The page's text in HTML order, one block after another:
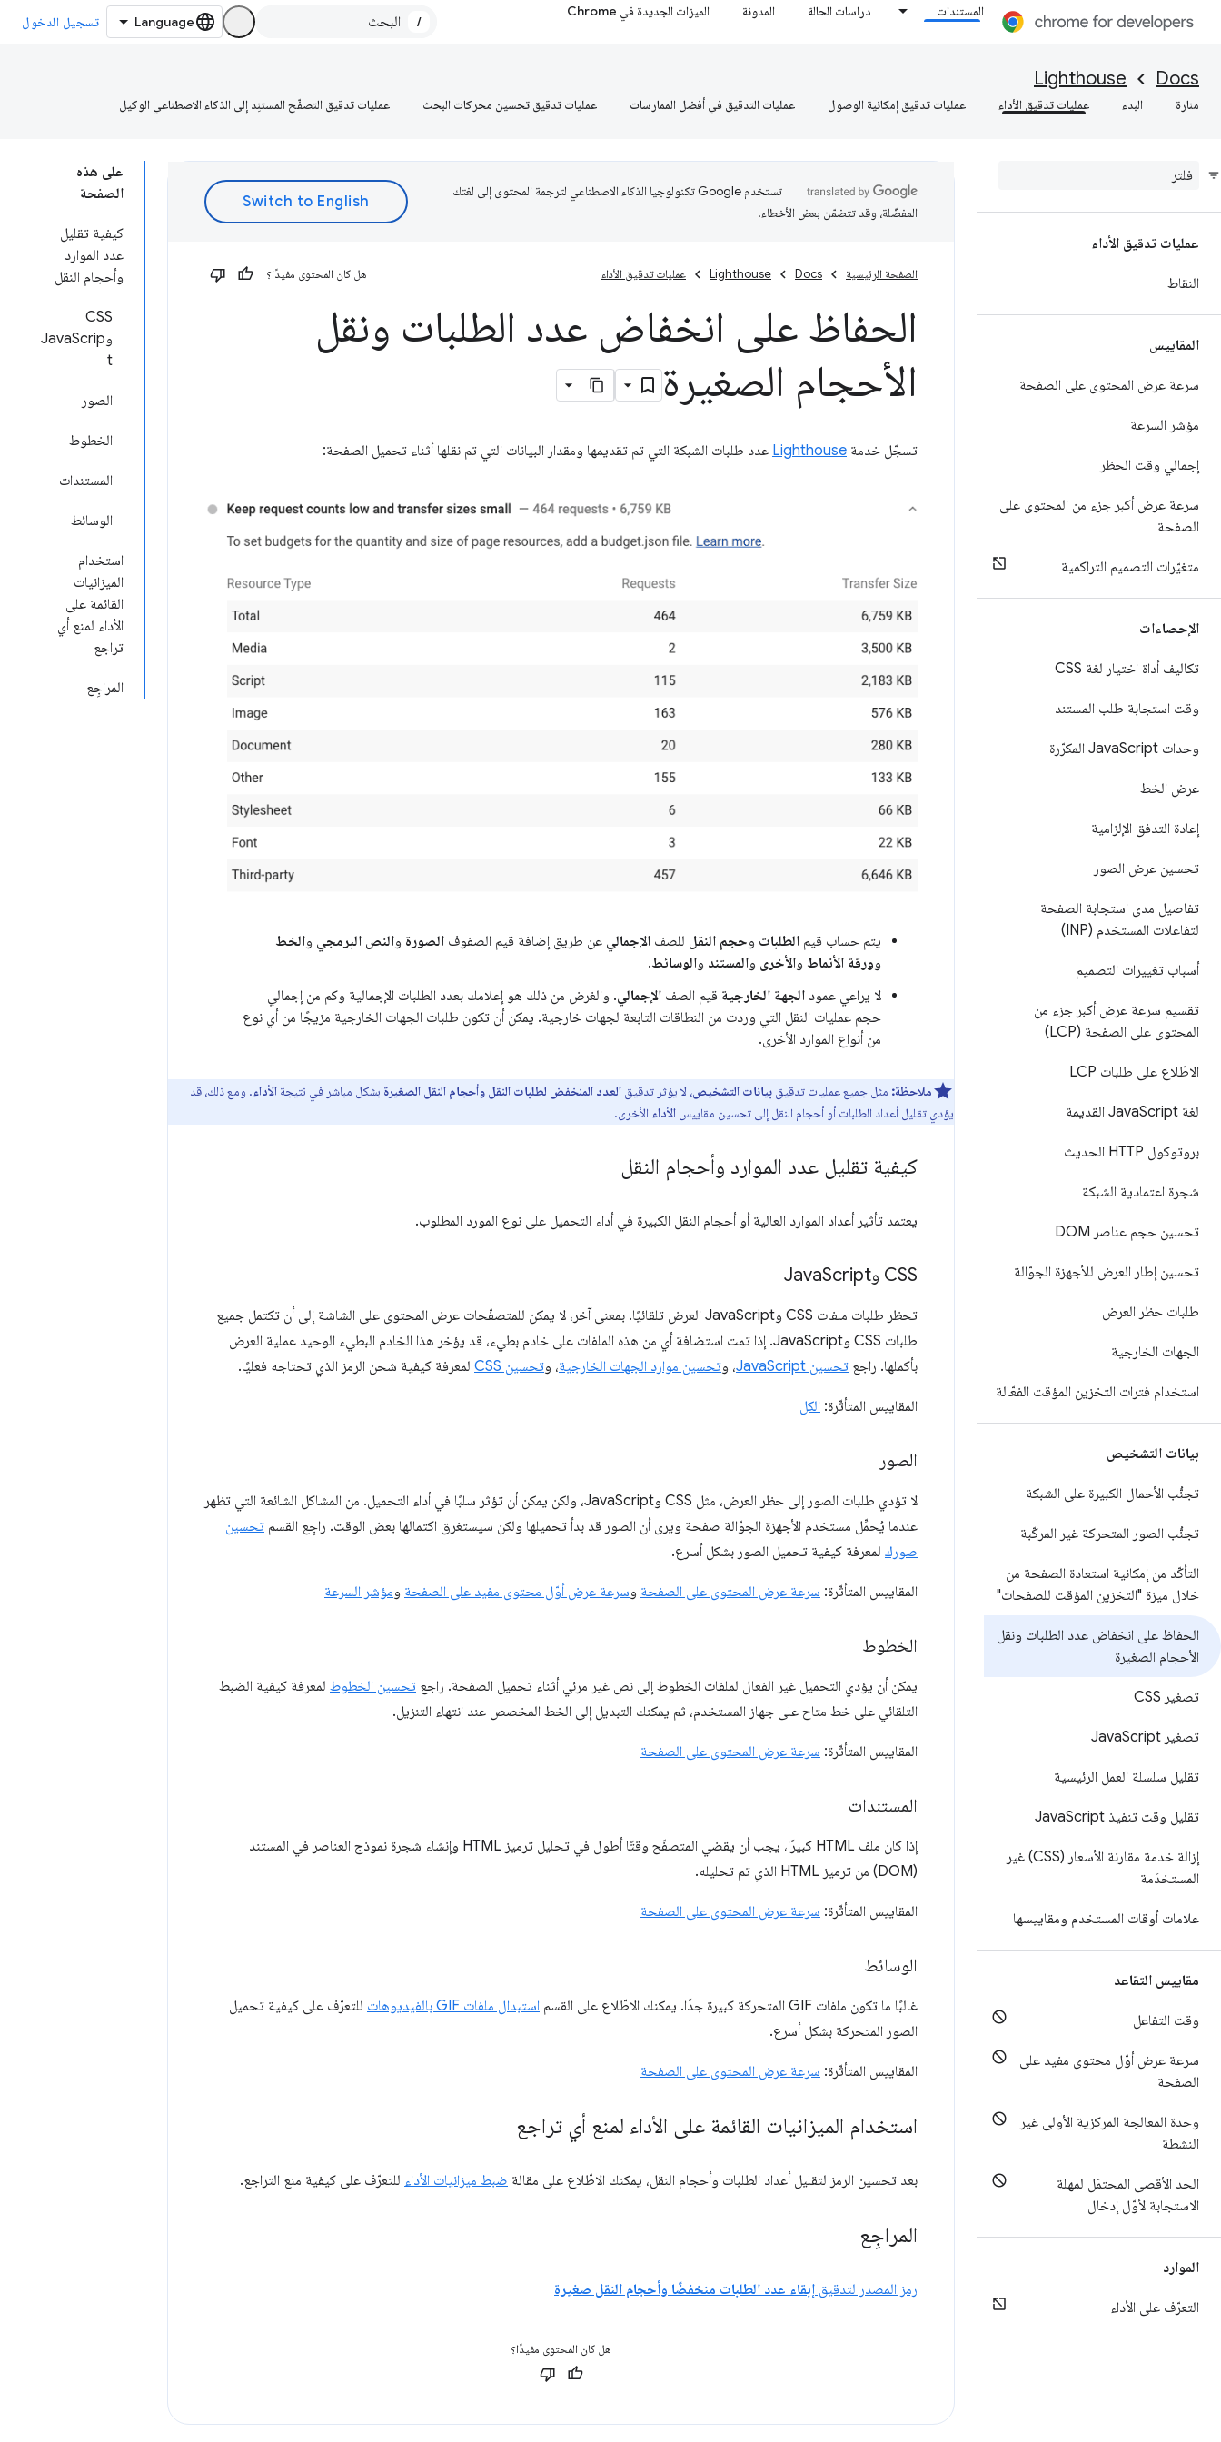
المستندات دراسات الحالة المدونة الميزات الجديدة في Chrome
/ تسجيل الدخول
Docs
Lighthouse
منارة البدء عمليات تدقيق الأداء عمليات تدقيق إمكانية الوصول عمليات التدقيق في أفضل الممارسات عمليات تدقيق تحسين محركات البحث عمليات تدقيق التصفّح المستنِد إلى الذكاء الاصطناعي الوكيل
عمليات تدقيق الأداء
النقاط
المقاييس
سرعة عرض المحتوى على الصفحة
مؤشر السرعة
إجمالي وقت الحظر
سرعة عرض أكبر جزء من المحتوى على
الصفحة
متغيّرات التصميم التراكمية
الإحصاءات
تكاليف أداة اختيار لغة CSS
وقت استجابة طلب المستند
وحدات Java Script المكرّرة
عرض الخط
إعادة التدفق الإلزامية
تحسين عرض الصور
تفاصيل مدى استجابة الصفحة
لتفاعلات المستخدم (INP)
أسباب تغييرات التصميم
تقسيم سرعة عرض أكبر جزء من
المحتوى على الصفحة (LCP)
الاطّلاع على طلبات LCP
لغة Java Script القديمة
بروتوكول HTTP الحديث
شجرة اعتمادية الشبكة
تحسين حجم عناصر DOM
تحسين إطار العرض للأجهزة الجوّالة
طلبات حظر العرض
الجهات الخارجية
استخدام فترات التخزين المؤقت الفعّالة
بيانات التشخيص
تجنُّب الأحمال الكبيرة على الشبكة
تجنُّب الصور المتحركة غير المركّبة
التأكّد من إمكانية استعادة الصفحة من
خلال ميزة "التخزين المؤقت للصفحات"
الحفاظ على انخفاض عدد الطلبات ونقل
الأحجام الصغيرة
تصغير CSS
تصغير Java Script
تقليل سلسلة العمل الرئيسية
تقليل وقت تنفيذ Java Script
إزالة خدمة مقارنة الأسعار (CSS) غير
المستخدَمة
علامات أوقات المستخدم ومقاييسها
مقاييس التقاعد
وقت التفاعل
سرعة عرض أوّل محتوى مفيد على
الصفحة
وحدة المعالجة المركزية الأولى غير
النشطة
الحد الأقصى المحتمَل لمهلة
الاستجابة لأوّل إدخال
الموارد
التعرّف على الأداء
على هذه
الصفحة
كيفية تقليل
عدد الموارد
وأحجام النقل
CSS
وJavaScrip
t
الصور
الخطوط
المستندات
الوسائط
استخدام
الميزانيات
القائمة على
الأداء لمنع أي
تراجع
المراجِع
تستخدم Google تكنولوجيا الذكاء الاصطناعي لترجمة المحتوى إلى لغتك
المفضّلة، وقد تتضمّن بعض الأخطاء.
الصفحة الرئيسية Docs
Lighthouse عمليات تدقيق الأداء هل كان المحتوى مفيدًا؟
الحفاظ على انخفاض عدد الطلبات ونقل
الأحجام الصغيرة
تسجّل خدمة Lighthouse عدد طلبات الشبكة التي تم تقديمها ومقدار البيانات التي تم نقلها أثناء تحميل الصفحة:
يتم حساب قيم الطلبات وحجم النقل للصف الإجمالي عن طريق إضافة قيم الصفوف الصورة والنص البرمجي والخط
وورقة الأنماط والأخرى والمستند والوسائط.
لا يراعي عمود الجهة الخارجية قيم الصف الإجمالي. والغرض من ذلك هو إعلامك بعدد الطلبات الإجمالية وكم من إجمالي
حجم عمليات النقل التي وردت من النطاقات التابعة لجهات خارجية. يمكن أن تكون طلبات الجهات الخارجية مزيجًا من أي نوع
من أنواع الموارد الأخرى.
ملاحظة: مثل جميع عمليات تدقيق بيانات التشخيص، لا يؤثر تدقيق العدد المنخفض لطلبات النقل وأحجام النقل الصغيرة بشكل مباشر في نتيجة الأداء. ومع ذلك، قد
يؤدي تقليل أعداد الطلبات أو أحجام النقل إلى تحسين مقاييس الأداء الأخرى.
كيفية تقليل عدد الموارد وأحجام النقل
يعتمد تأثير أعداد الموارد العالية أو أحجام النقل الكبيرة في أداء التحميل على نوع المورد المطلوب.
CSS وJava Script
تحظر طلبات ملفات CSS وJavaScript العرض تلقائيًا. بمعنى آخر، لا يمكن للمتصفّحات عرض المحتوى على الشاشة إلى أن تكتمل جميع
طلبات CSS وJavaScript. إذا تمت استضافة أي من هذه الملفات على خادم بطيء، قد يؤخر هذا الخادم البطيء الوحيد عملية العرض
بأكملها. راجع تحسين JavaScript ، وتحسين موارد الجهات الخارجية، وتحسين CSS لمعرفة كيفية شحن الرمز الذي تحتاجه فعليًا.
المقاييس المتأثّرة: الكل
الصور
لا تؤدي طلبات الصور إلى حظر العرض، مثل CSS وJavaScript، ولكن يمكن أن تؤثر سلبًا في أداء التحميل. من المشاكل الشائعة التي تظهر
عندما يُحمِّل مستخدم الأجهزة الجوّالة صفحة ويرى أن الصور قد بدأ تحميلها ولكن سيستغرق اكتمالها بعض الوقت. راجِع القسم تحسين
صورك لمعرفة كيفية تحميل الصور بشكل أسرع.
المقاييس المتأثّرة: سرعة عرض المحتوى على الصفحة وسرعة عرض أوّل محتوى مفيد على الصفحة ومؤشر السرعة
الخطوط
يمكن أن يؤدي التحميل غير الفعال لملفات الخطوط إلى نص غير مرئي أثناء تحميل الصفحة. راجع تحسين الخطوط لمعرفة كيفية الضبط
التلقائي على خط متاح على جهاز المستخدم، ثم يمكنك التبديل إلى الخط المخصص عند انتهاء التنزيل.
المقاييس المتأثّرة: سرعة عرض المحتوى على الصفحة
المستندات
إذا كان ملف HTML كبيرًا، يجب أن يقضي المتصفّح وقتًا أطول في تحليل ترميز HTML وإنشاء شجرة نموذج العناصر في المستند
(DOM) من ترميز HTML الذي تم تحليله.
المقاييس المتأثّرة: سرعة عرض المحتوى على الصفحة
الوسائط
غالبًا ما تكون ملفات GIF المتحركة كبيرة جدًا. يمكنك الاطّلاع على القسم استبدال ملفات GIF بالفيديوهات
للتعرّف على كيفية تحميل
الصور المتحركة بشكل أسرع.
المقاييس المتأثّرة: سرعة عرض المحتوى على الصفحة
استخدام الميزانيات القائمة على الأداء لمنع أي تراجع
بعد تحسين الرمز لتقليل أعداد الطلبات وأحجام النقل، يمكنك الاطّلاع على مقالة ضبط ميزانيات الأداء للتعرّف على كيفية منع التراجع.
المراجِع
رمز المصدر لتدقيق إبقاء عدد الطلبات منخفضًا وأحجام النقل صغيرة
هل كان المحتوى مفيدًا؟